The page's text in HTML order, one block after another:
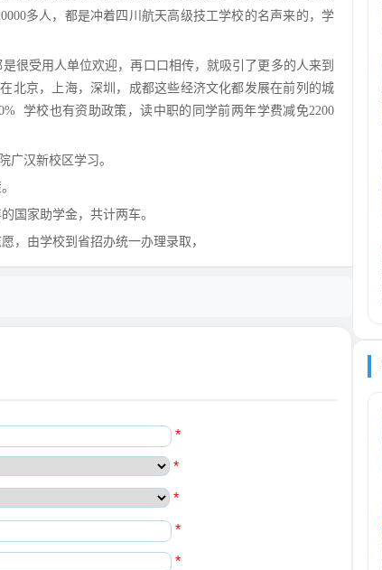
多人，都是冲着四川航天高级技工学校的名声来的，学
很受用人单位欢迎，再口口相传，就吸引了更多的人来到
北京，上海，深圳，成都这些经济文化都发展在前列的城
学校也有资助政策，读中职的同学前两年学费减免2200
汉新校区学习。
国家助学金，共计两车。
由学校到省招办统一办理录取，
*
*
*
*
*